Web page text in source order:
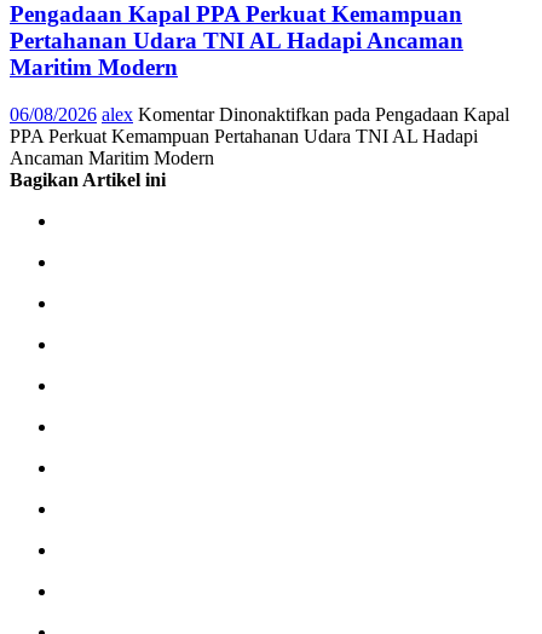
Pengadaan Kapal PPA Perkuat Kemampuan
Pertahanan Udara TNI AL Hadapi Ancaman
Maritim Modern
06/08/2026 alex Komentar Dinonaktifkan pada Pengadaan Kapal
PPA Perkuat Kemampuan Pertahanan Udara TNI AL Hadapi
Ancaman Maritim Modern
Bagikan Artikel ini